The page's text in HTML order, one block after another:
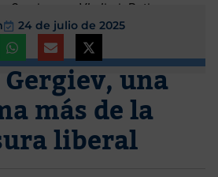
Gergiev con Vladimir Putin
24 de julio de 2025
una
más de la
liberal